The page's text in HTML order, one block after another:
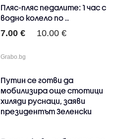
Пляс-пляс педалите: 1 час с
водно колело по ..
7.00 € 10.00 €
Grabo.bg
Путин се готви да
мобилизира още стотици
хиляди руснаци, заяви
президентът Зеленски